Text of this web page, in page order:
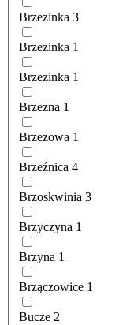
Brzezinka 3
Brzezinka 1
Brzezinka 1
Brzezna 1
Brzezowa 1
Brzeźnica 4
Brzoskwinia 3
Brzyczyna 1
Brzyna 1
Brzączowice 1
Bucze 2